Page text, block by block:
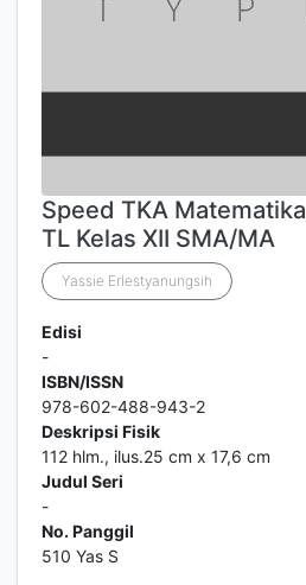
Speed TKA Matematika
TL Kelas XII SMA/MA
Yassie Erlestyanungsih
Edisi
-
ISBN/ISSN
978-602-488-943-2
Deskripsi Fisik
112 hlm., ilus.25 cm x 17,6 cm
Judul Seri
-
No. Panggil
510 Yas S